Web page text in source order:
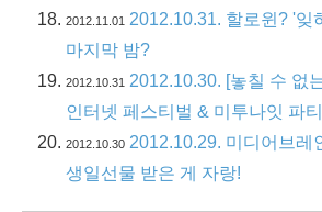
2012.11.01
2012.10.31. 할로윈? '잊
마지막 밤?
2012.10.31
2012.10.30. [놓칠 수 없
인터넷 페스티벌 & 미투나잇 파티
2012.10.30 2012.10.29. 미디어브레
생일선물 받은 게 자랑!